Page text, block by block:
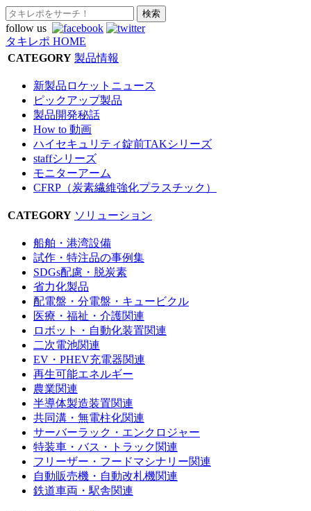
follow us
タキレポ HOME
CATEGORY 製品情報
新製品ロケットニュース
ピックアップ製品
製品開発秘話
How to 動画
ハイセキュリティ錠前TAKシリーズ
staffシリーズ
モニターアーム
CFRP（炭素繊維強化プラスチック）
CATEGORY ソリューション
船舶・港湾設備
試作・特注品の事例集
SDGs配慮・脱炭素
省力化製品
配電盤・分電盤・キュービクル
医療・福祉・介護関連
ロボット・自動化装置関連
二次電池関連
EV・PHEV充電器関連
再生可能エネルギー
農業関連
半導体製造装置関連
共同溝・無電柱化関連
サーバーラック・エンクロジャー
特装車・バス・トラック関連
フリーザー・フードマシナリー関連
自動販売機・自動改札機関連
鉄道車両・駅舎関連